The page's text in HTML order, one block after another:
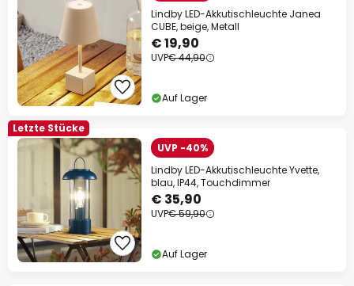
Lindby LED-Akkutischleuchte Janea
CUBE, beige, Metall
€ 19,90
UVP€ 44,90
Auf Lager
Letzte Stücke
UVP -40%
Lindby LED-Akkutischleuchte Yvette,
blau, IP44, Touchdimmer
€ 35,90
UVP€ 59,90
Auf Lager